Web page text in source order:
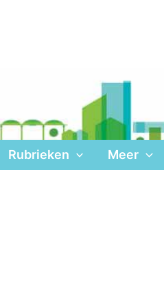
Rubrieken Meer